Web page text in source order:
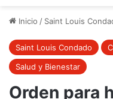
Inicio / Saint Louis
Saint Louis Condado
Salud y Bienestar
Orden para